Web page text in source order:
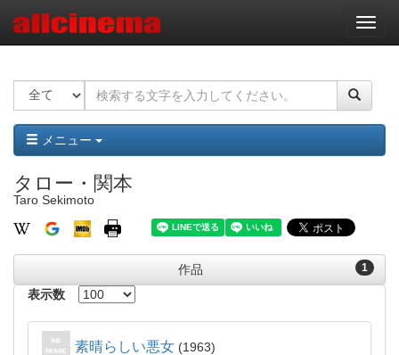
ナ
ビ
ー
ョ
ン
メニュー
タロー・関本
Taro Sekimoto
1
作品
表示数
素晴らしい悪女 1963